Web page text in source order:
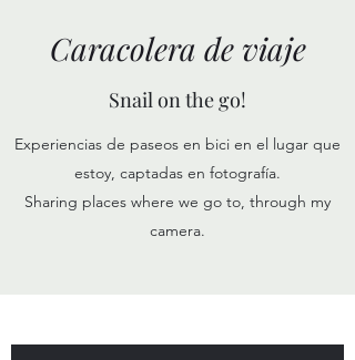
Caracolera de viaje
Snail on the go!
Experiencias de paseos en bici en el lugar que
estoy, captadas en fotografía.
Sharing places where we go to, through my
camera.